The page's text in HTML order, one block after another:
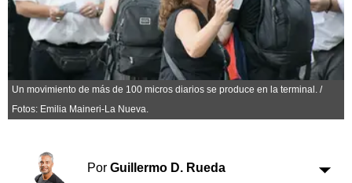
Es viral
El tiempo
Cartón Lleno
Fúnebres
Servicios
Farmacias
Un movimiento de más de 100 micros diarios se produce en la terminal. /
Fotos: Emilia Maineri-La Nueva.
Por Guillermo D. Rueda